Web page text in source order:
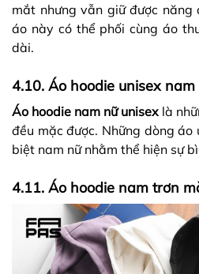
mắt nhưng vẫn giữ được năng
áo này có thể phối cùng áo
dài.
4.10. Áo hoodie unisex nam
Áo hoodie nam nữ unisex là
đều mặc được. Những dòng áo
biệt nam nữ nhằm thể hiện sự
4.11. Áo hoodie nam trơn